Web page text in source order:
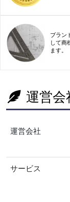
ブラン
して商
ます。
運営会
運営会社
サービス